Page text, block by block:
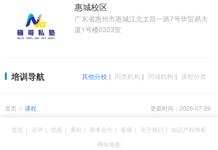
惠城校区
广东省惠州市惠城江北文昌一路7号华贸易大
厦1号楼0323室
其他分校 | 同类机构 | 同城机构 | 课程分类
培训导航
首页 > 课程 更新时间：2026-07-29
首页 | 点评 | 优惠 | 课程 | 商务合作 | 客服 | 关于我们 | 知识产权维权
网站地图